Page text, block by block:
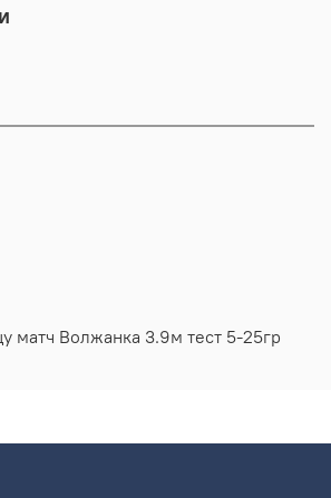
матч Волжанка 3.9м тест 5-25гр